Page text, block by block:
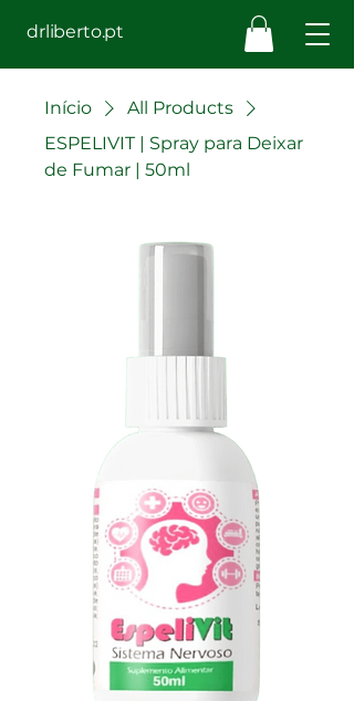
drliberto.pt
Início
All Products
ESPELIVIT | Spray para Deixar
de Fumar | 50ml